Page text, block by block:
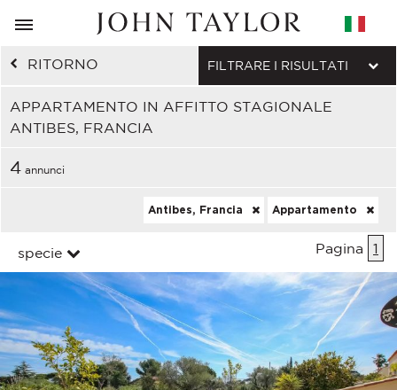
RITORNO
APPARTAMENTO IN AFFITTO STAGIONALE
ANTIBES, FRANCIA
FILTRARE I RISULTATI
4 annunci
Antibes, Francia Appartamento
specie Pagina 1